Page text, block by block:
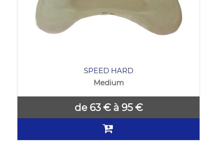
SPEED HARD
Medium
de 63 € à 95 €